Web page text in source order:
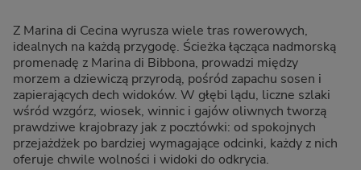
Z Marina di Cecina wyrusza wiele tras rowerowych,
idealnych na każdą przygodę. Ścieżka łącząca nadmorską
promenadę z Marina di Bibbona, prowadzi między
morzem a dziewiczą przyrodą, pośród zapachu sosen i
zapierających dech widoków. W głębi lądu, liczne szlaki
wśród wzgórz, wiosek, winnic i gajów oliwnych tworzą
prawdziwe krajobrazy jak z pocztówki: od spokojnych
przejażdżek po bardziej wymagające odcinki, każdy z nich
oferuje chwile wolności i widoki do odkrycia.